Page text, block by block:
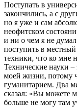
Поступать в
закончились, а с
но я уже и сам
неофитском
и ни о чем я не
поступить в
техники, что ко мне
Технические науки –
моей жизни, потому
гуманитарием. Два
сказал: «Вы можете
больше не могу там